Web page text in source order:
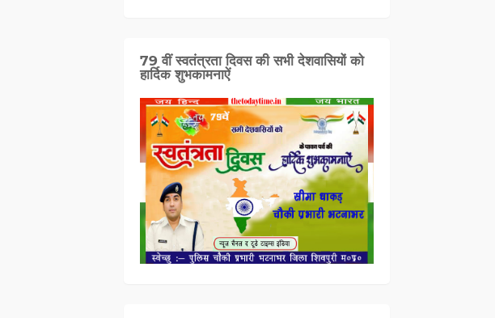
79 वीं स्वतंत्रता दिवस की सभी देशवासियों को
हार्दिक शुभकामनाऐं